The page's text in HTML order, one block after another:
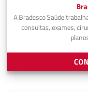
A Bradesco Saúde
consultas, exames,